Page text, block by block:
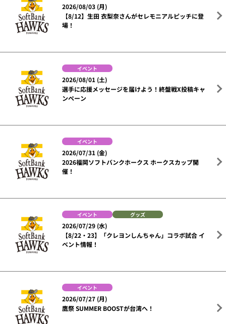
2026/08/03 (月)
【8/12】生田 衣梨奈さんがセレモニアルピッチに登
場！
イベント
2026/08/01 (土)
選手に応援メッセージを届けよう！終盤戦X投稿キャ
ンペーン
イベント
2026/07/31 (金)
2026福岡ソフトバンクホークス ホークスカップ開
催！
イベント グッズ
2026/07/29 (水)
【8/22・23】「クレヨンしんちゃん」コラボ試合 イ
ベント情報！
イベント
2026/07/27 (月)
鷹祭 SUMMER BOOSTが台湾へ！